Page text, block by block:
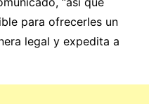
para ofrecerles un
legal y expedita a